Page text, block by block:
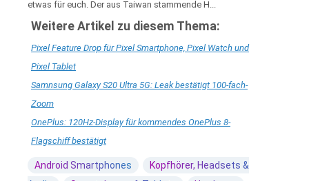
etwas für euch. Der aus Taiwan stammende H...
Weitere Artikel zu diesem Thema:
Pixel Feature Drop für Pixel Smartphone, Pixel Watch und
Pixel Tablet
Samnsung Galaxy S20 Ultra 5G: Leak bestätigt 100-fach-
Zoom
OnePlus: 120Hz-Display für kommendes OnePlus 8-
Flagschiff bestätigt
Android Smartphones
Kopfhörer, Headsets &